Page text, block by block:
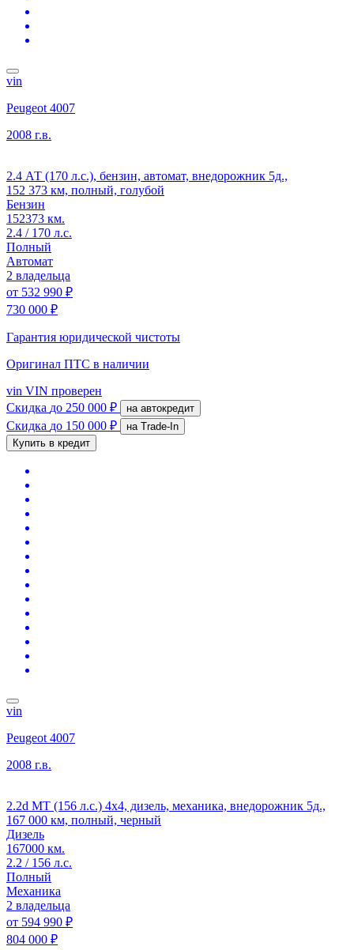
vin
Peugeot 4007
2008 г.в.
2.4 АТ (170 л.с.), бензин, автомат, внедорожник 5д.,
152 373 км, полный, голубой
Бензин
152373 км.
2.4 / 170 л.с.
Полный
Автомат
2 владельца
от 532 990 ₽
730 000 ₽
Гарантия юридической чистоты
Оригинал ПТС в наличии
vin VIN проверен
Скидка до 250 000 ₽ на автокредит
Скидка до 150 000 ₽
на Trade-In
Купить в кредит
vin
Peugeot 4007
2008 г.в.
2.2d MT (156 л.с.) 4x4, дизель, механика, внедорожник 5д.,
167 000 км, полный, черный
Дизель
167000 км.
2.2 / 156 л.с.
Полный
Механика
2 владельца
от 594 990 ₽
804 000 ₽